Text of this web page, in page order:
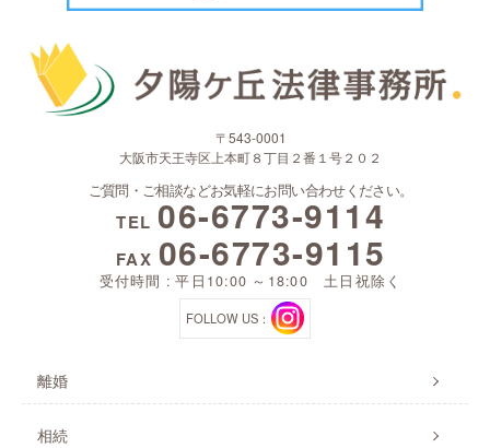
〒543-0001
大阪市天王寺区上本町８丁目２番１号２０２
ご質問・ご相談などお気軽にお問い合わせください。
TEL 06-6773-9114
FAX 06-6773-9115
受付時間 : 平日10:00 ～18:00 土日祝除く
FOLLOW US：
離婚
相続